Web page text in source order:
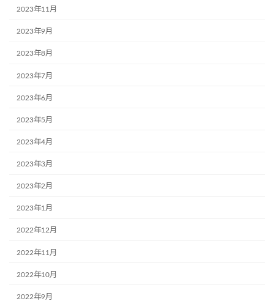
2023年11月
2023年9月
2023年8月
2023年7月
2023年6月
2023年5月
2023年4月
2023年3月
2023年2月
2023年1月
2022年12月
2022年11月
2022年10月
2022年9月